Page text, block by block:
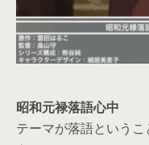
昭和元禄落語心中
テーマが落語という